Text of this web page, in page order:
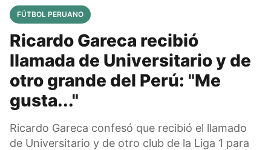
FÚTBOL PERUANO
Ricardo Gareca recibió
llamada de Universitario y de
otro grande del Perú: "Me
gusta..."
Ricardo Gareca confesó que recibió el llamado
de Universitario y de otro club de la Liga 1 para